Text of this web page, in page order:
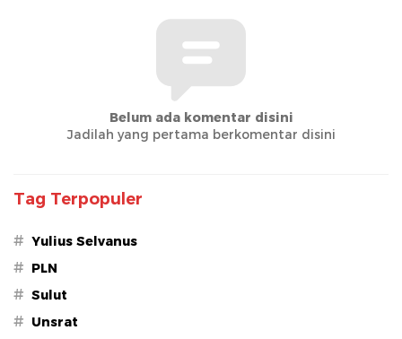
Belum ada komentar disini
Jadilah yang pertama berkomentar disini
Tag Terpopuler
# Yulius Selvanus
# PLN
# Sulut
# Unsrat